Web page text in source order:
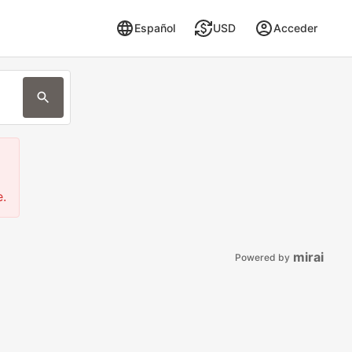
Español USD Acceder
Powered by mirai